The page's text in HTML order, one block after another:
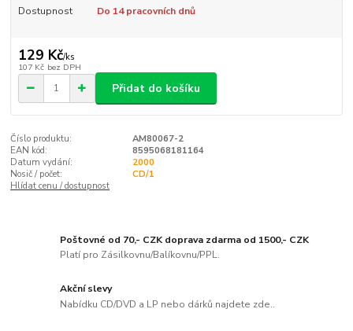
Dostupnost Do 14 pracovních dnů
129 Kč/ks
107 Kč bez DPH
Přidat do košíku
Číslo produktu:
AM80067-2
EAN kód:
8595068181164
Datum vydání:
2000
Nosič / počet:
CD/1
Hlídat cenu / dostupnost
Poštovné od 70,- CZK doprava zdarma od 1500,- CZK
Platí pro Zásilkovnu/Balíkovnu/PPL.
Akční slevy
Nabídku CD/DVD a LP nebo dárků najdete zde..